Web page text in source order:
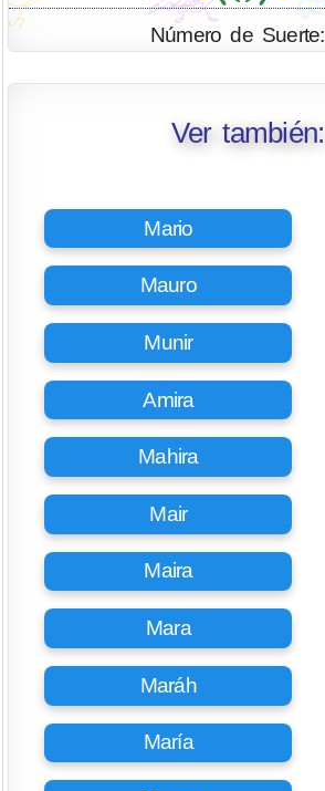
Número de Suerte:
Ver también:
Mario
Mauro
Munir
Amira
Mahira
Mair
Maira
Mara
Maráh
María